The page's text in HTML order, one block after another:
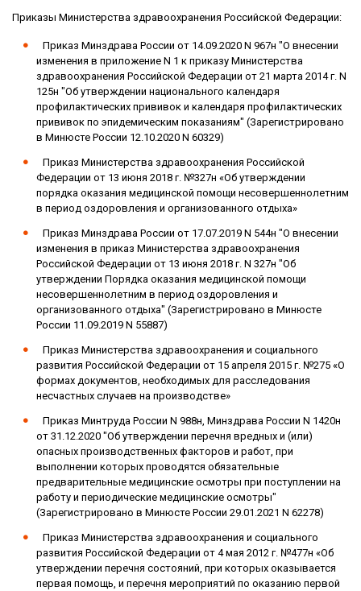
Приказы Министерства здравоохранения Российской Федерации:
Приказ Минздрава России от 14.09.2020 N 967н "О внесении
изменения в приложение N 1 к приказу Министерства
здравоохранения Российской Федерации от 21 марта 2014 г. N
125н "Об утверждении национального календаря
профилактических прививок и календаря профилактических
прививок по эпидемическим показаниям" (Зарегистрировано
в Минюсте России 12.10.2020 N 60329)
Приказ Министерства здравоохранения Российской
Федерации от 13 июня 2018 г. №327н «Об утверждении
порядка оказания медицинской помощи несовершеннолетним
в период оздоровления и организованного отдыха»
Приказ Минздрава России от 17.07.2019 N 544н "О внесении
изменения в приказ Министерства здравоохранения
Российской Федерации от 13 июня 2018 г. N 327н "Об
утверждении Порядка оказания медицинской помощи
несовершеннолетним в период оздоровления и
организованного отдыха" (Зарегистрировано в Минюсте
России 11.09.2019 N 55887)
Приказ Министерства здравоохранения и социального
развития Российской Федерации от 15 апреля 2015 г. №275 «О
формах документов, необходимых для расследования
несчастных случаев на производстве»
Приказ Минтруда России N 988н, Минздрава России N 1420н
от 31.12.2020 "Об утверждении перечня вредных и (или)
опасных производственных факторов и работ, при
выполнении которых проводятся обязательные
предварительные медицинские осмотры при поступлении на
работу и периодические медицинские осмотры"
(Зарегистрировано в Минюсте России 29.01.2021 N 62278)
Приказ Министерства здравоохранения и социального
развития Российской Федерации от 4 мая 2012 г. №477н «Об
утверждении перечня состояний, при которых оказывается
первая помощь, и перечня мероприятий по оказанию первой